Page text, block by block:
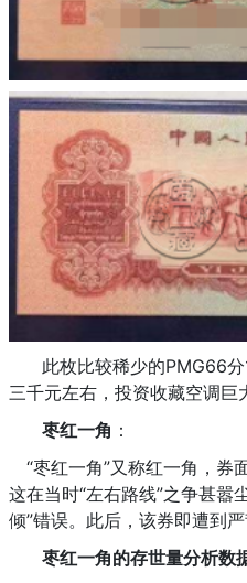
此枚比较稀少的PMG66分
三千元左右，投资收藏空调巨
枣红一角 ：
“枣红一角”又称红一角，券
这在当时“左右路线”之争甚嚣
倾”错误。此后，该券即遭到
枣红一角的存世量分析数